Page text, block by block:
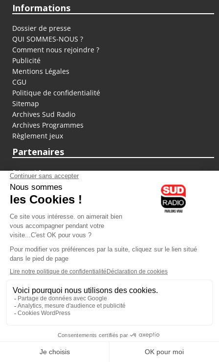
Informations
Dossier de presse
QUI SOMMES-NOUS ?
Comment nous rejoindre ?
Publicité
Mentions Légales
CGU
Politique de confidentialité
Sitemap
Archives Sud Radio
Archives Programmes
Règlement jeux
Partenaires
fiducial.fr
lyoncapitale.fr
olympique-et-lyonnais.com
L'application Iphone / Android
Téléchargez l'application
Les cookies
Gestion des cookies
Crédit photos : ©Sud Radio / Pierre Olivier
Noémie Halioua
Les débats de l'été
Jon Rakotozafy
Le Petit Matin